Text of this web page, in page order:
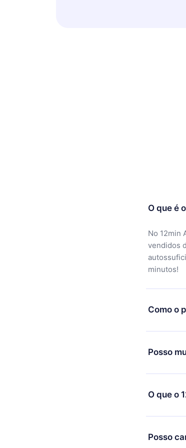
O que é
No 12min
vendidos
minutos!
Como o
Você
motivo
equipe
Posso
Sim, mas
exemplo,
mudança
O que o
O 12min
títulos
ouvir a
Posso